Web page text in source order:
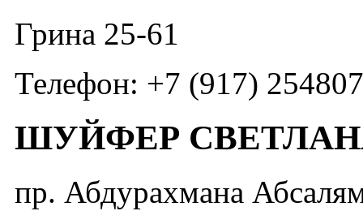
Грина 25-61
Телефон: +7 (917)
ШУЙФЕР
пр. Абдурахмана